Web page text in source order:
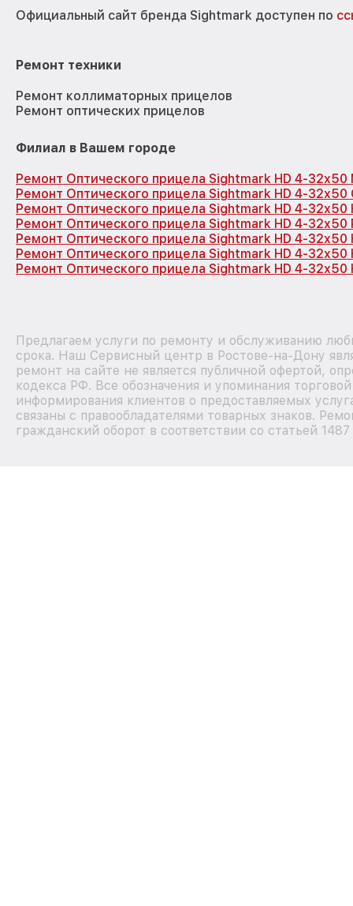
Официальный сайт бренда Sightmark доступен по
Ремонт техники
Ремонт коллиматорных прицелов
Ремонт оптических прицелов
Филиал в Вашем городе
Ремонт Оптического прицела Sightmark HD 4-32x50
Ремонт Оптического прицела Sightmark HD 4-32x50
Ремонт Оптического прицела Sightmark HD 4-32x50
Ремонт Оптического прицела Sightmark HD 4-
Ремонт Оптического прицела Sightmark HD 4-
Ремонт Оптического прицела Sightmark HD 4-32x50
Ремонт Оптического прицела Sightmark HD 4-32x50
Предлагаем услуги по ремонту и обслуживанию
срока. Наш Сервисный центр в Ростове-на-Дону
ремонт на сайте не является публичной офертой,
кодекса РФ. Все обозначения и упоминания
информирования клиентов о предоставляемых
связаны с правообладателями товарных знаков.
гражданский оборот в соответствии со статьей